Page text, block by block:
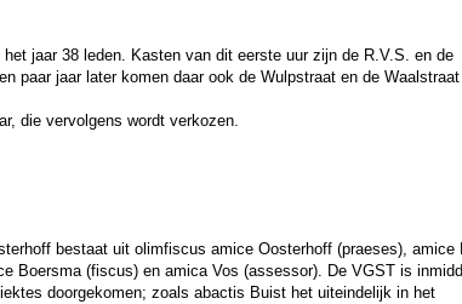
jaar 38 leden. Kasten van dit eerste uur zijn de R.V.S. en de
paar jaar later komen daar ook de Wulpstraat en de
die vervolgens wordt verkozen.
bestaat uit olimfiscus amice Oosterhoff (praeses), amice
Boersma (fiscus) en amica Vos (assessor). De VGST is
doorgekomen; zoals abactis Buist het uiteindelijk in het